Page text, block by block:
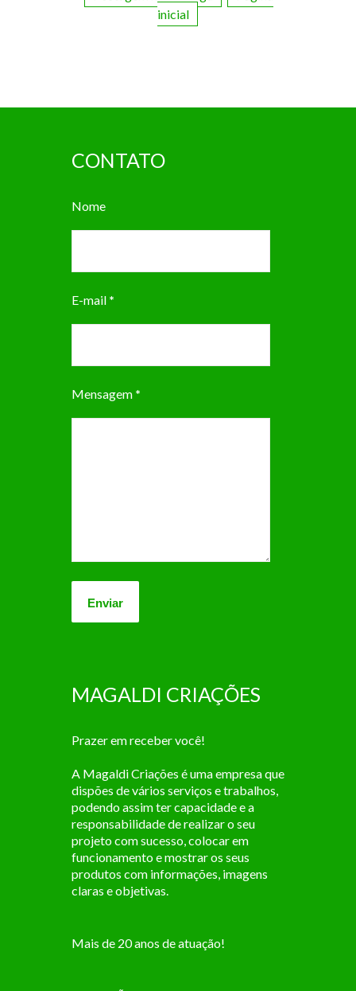
inicial
CONTATO
Nome
E-mail *
Mensagem *
MAGALDI CRIAÇÕES
Prazer em receber você!
A Magaldi Criações é uma empresa que
dispões de vários serviços e trabalhos,
podendo assim ter capacidade e a
responsabilidade de realizar o seu
projeto com sucesso, colocar em
funcionamento e mostrar os seus
produtos com informações, imagens
claras e objetivas.
Mais de 20 anos de atuação!